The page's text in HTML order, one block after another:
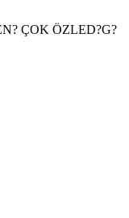
ÇOK ÖZLED?G?